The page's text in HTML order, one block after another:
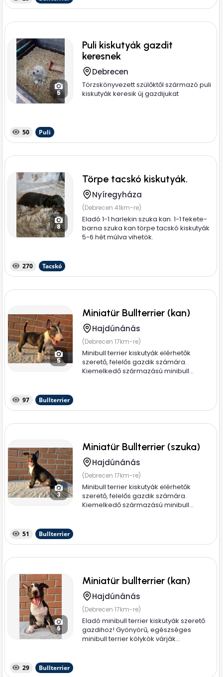
5
Puli kiskutyák gazdit
keresnek
Debrecen
Törzskönyvezett szülőktől származó puli
kiskutyák keresik új gazdijukat
50 Puli
8
Törpe tacskó kiskutyák.
Nyíregyháza
(Debrecen 41km-re)
Eladó 1-1 harlekin szuka kan. 1-1 fekete-
barna szuka kan törpe tacskó kiskutyák
5-6 hét múlva vihetök.
270 Tacskó
5
Miniatür Bullterrier (kan)
Hajdúnánás
(Debrecen 17km-re)
Minibull terrier kiskutyák elérhetők
szerető, felelős gazdik számára.
Kiemelkedő származású minibull...
97 Bullterrier
3
Miniatür Bullterrier (szuka)
Hajdúnánás
(Debrecen 17km-re)
Minibull terrier kiskutyák elérhetők
szerető, felelős gazdik számára.
Kiemelkedő származású minibull...
51 Bullterrier
6
Miniatür bullterrier (kan)
Hajdúnánás
(Debrecen 17km-re)
Eladó minibull terrier kiskutyák szerető
gazdihoz! Gyönyörű, egészséges
minibull terrier kölykök várják...
29 Bullterrier